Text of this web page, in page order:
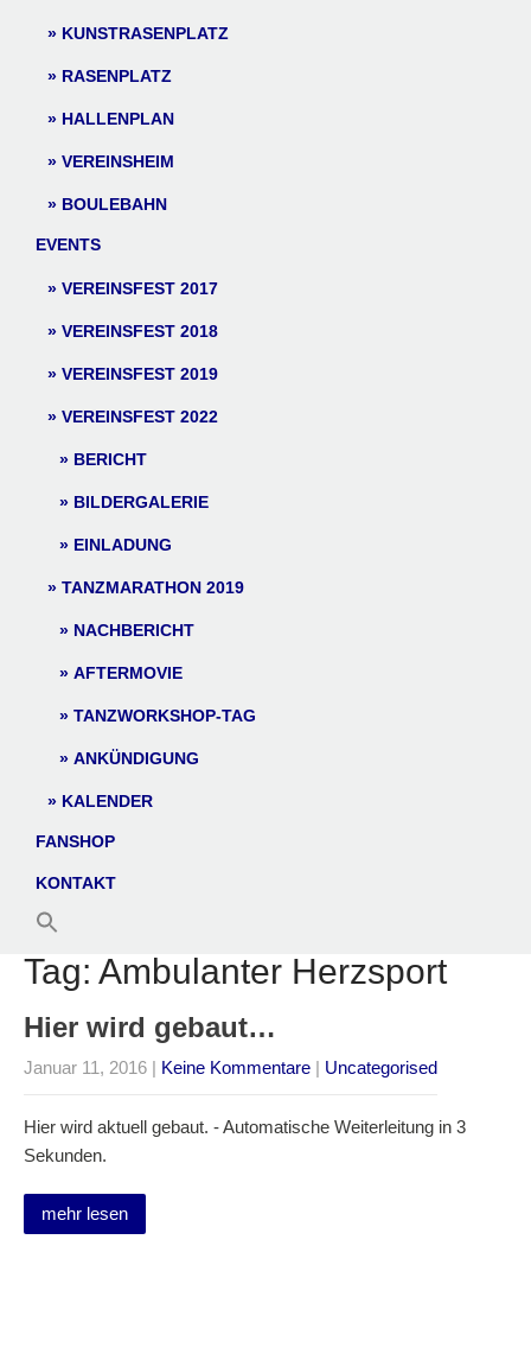
KUNSTRASENPLATZ
RASENPLATZ
HALLENPLAN
VEREINSHEIM
BOULEBAHN
EVENTS
VEREINSFEST 2017
VEREINSFEST 2018
VEREINSFEST 2019
VEREINSFEST 2022
BERICHT
BILDERGALERIE
EINLADUNG
TANZMARATHON 2019
NACHBERICHT
AFTERMOVIE
TANZWORKSHOP-TAG
ANKÜNDIGUNG
KALENDER
FANSHOP
KONTAKT
Tag: Ambulanter Herzsport
Hier wird gebaut…
Januar 11, 2016 | Keine Kommentare | Uncategorised
Hier wird aktuell gebaut. - Automatische Weiterleitung in 3
Sekunden.
mehr lesen